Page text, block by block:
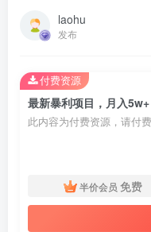
laohu
发布
最新暴利项目，月入
此内容为付费资源，请付
半价会员 免费
付费资源